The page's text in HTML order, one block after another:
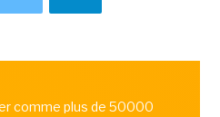
comme plus de 50000